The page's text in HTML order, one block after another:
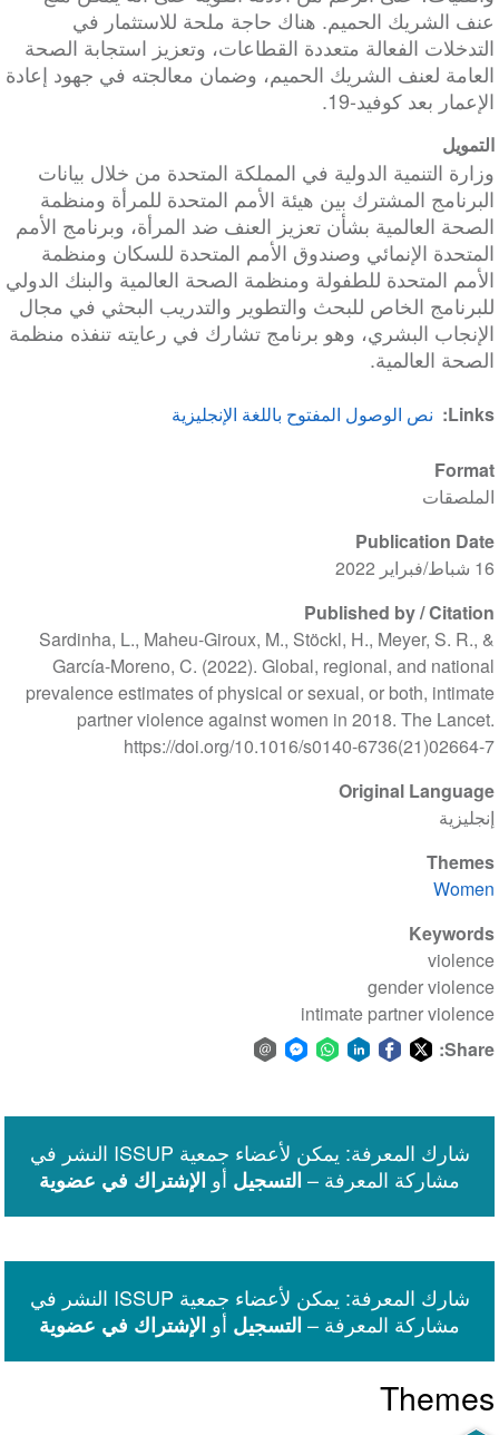
Format
الملصقات
Publication Date
16 شباط/فبراير 2022
Published by / Citation
Sardinha, L., Maheu-Giroux, M., Stöckl, H., Meyer, S. R., &
García-Moreno, C. (2022). Global, regional, and national
prevalence estimates of physical or sexual, or both, intimate
partner violence against women in 2018. The Lancet.
https://doi.org/10.1016/s0140-6736(21)02664-7
Original Language
إنجليزية
Themes
Women
Keywords
violence
gender violence
intimate partner violence
Share:
WhatsApp
Facebook
Messenger
email
عنف الشريك الحميم. هناك حاجة ملحة للاستثمار في
التدخلات الفعالة متعددة القطاعات، وتعزيز استجابة الصحة
العامة لعنف الشريك الحميم، وضمان معالجته في جهود إعادة
الإعمار بعد كوفيد-19.
التمويل
وزارة التنمية الدولية في المملكة المتحدة من خلال بيانات
البرنامج المشترك بين هيئة الأمم المتحدة للمرأة ومنظمة
الصحة العالمية بشأن تعزيز العنف ضد المرأة، وبرنامج الأمم
المتحدة الإنمائي وصندوق الأمم المتحدة للسكان ومنظمة
الأمم المتحدة للطفولة ومنظمة الصحة العالمية والبنك الدولي
للبرنامج الخاص للبحث والتطوير والتدريب البحثي في مجال
الإنجاب البشري، وهو برنامج تشارك في رعايته تنفذه منظمة
الصحة العالمية.
Links نص الوصول المفتوح باللغة الإنجليزية
شارك المعرفة: يمكن لأعضاء جمعية ISSUP النشر في
مشاركة المعرفة – التسجيل أو الإشتراك في عضوية
شارك المعرفة: يمكن لأعضاء جمعية ISSUP النشر في
مشاركة المعرفة – التسجيل أو الإشتراك في عضوية
Themes